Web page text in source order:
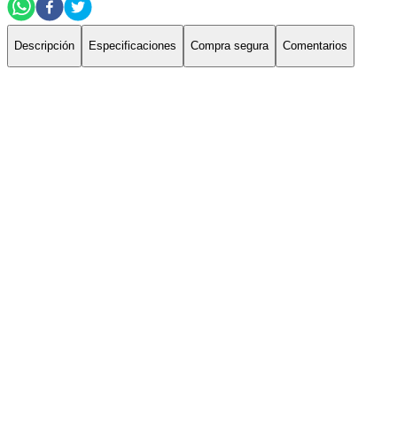
Descripción Especificaciones Compra segura Comentarios